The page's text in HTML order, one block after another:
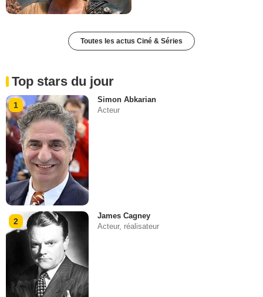
Toutes les actus Ciné & Séries
Top stars du jour
1
Simon Abkarian
Acteur
2
James Cagney
Acteur, réalisateur